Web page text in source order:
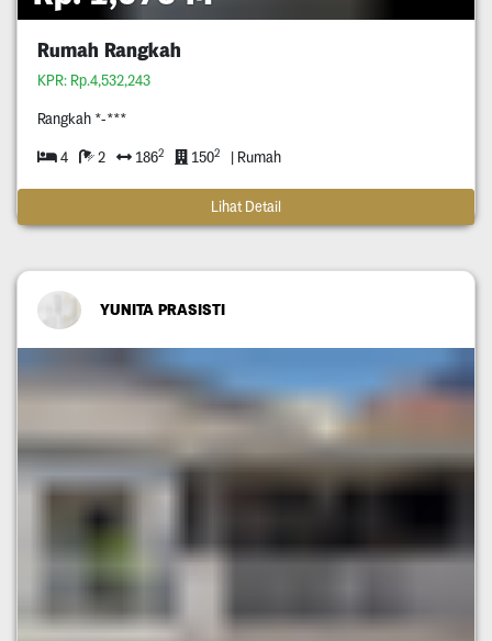
Rumah Rangkah
KPR: Rp.4,532,243
Rangkah *-***
4 2 1862 1502 | Rumah
Lihat Detail
YUNITA PRASISTI